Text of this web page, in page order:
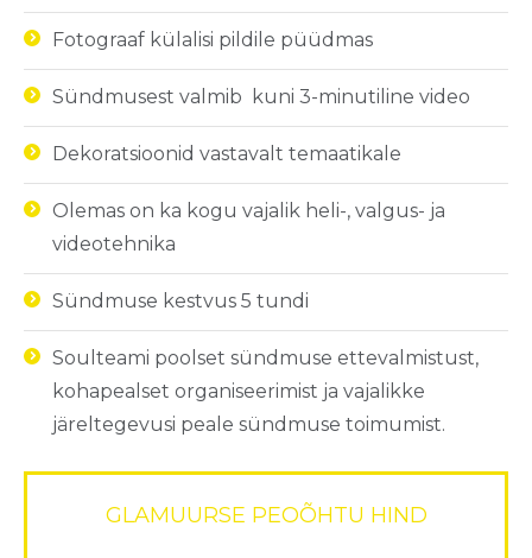
Fotograaf külalisi pildile püüdmas
Sündmusest valmib kuni 3-minutiline video
Dekoratsioonid vastavalt temaatikale
Olemas on ka kogu vajalik heli-, valgus- ja
videotehnika
Sündmuse kestvus 5 tundi
Soulteami poolset sündmuse ettevalmistust,
kohapealset organiseerimist ja vajalikke
järeltegevusi peale sündmuse toimumist.
GLAMUURSE PEOÕHTU HIND